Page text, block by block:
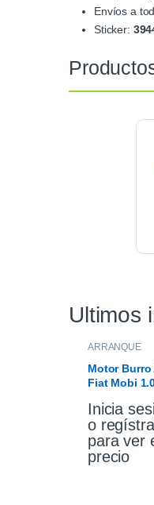
Envíos a
Sticker:
Ultimos
ARRANQUE
Motor Burro
Fiat Mobi
Inicia
o
para ver
precio